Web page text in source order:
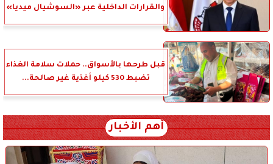
والقرارات الداخلية عبر «السوشيال ميديا»
قبل طرحها بالأسواق.. حملات سلامة الغذاء
تضبط 530 كيلو أغذية غير صالحة...
أهم الأخبار